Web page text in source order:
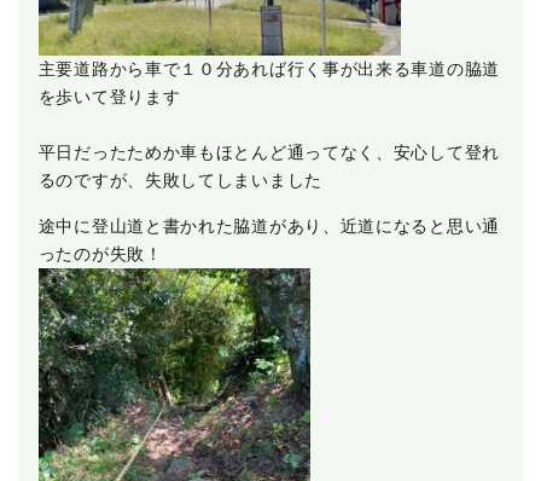
主要道路から車で１０分あれば行く事が出来る車道の脇道
を歩いて登ります
平日だったためか車もほとんど通ってなく、安心して登れ
るのですが、失敗してしまいました
途中に登山道と書かれた脇道があり、近道になると思い通
ったのが失敗！